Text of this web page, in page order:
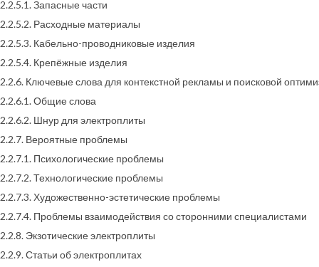
2.2.5.1. Запасные части
2.2.5.2. Расходные материалы
2.2.5.3. Кабельно-проводниковые изделия
2.2.5.4. Крепёжные изделия
2.2.6. Ключевые слова для контекстной рекламы и поисковой
2.2.6.1. Общие слова
2.2.6.2. Шнур для электроплиты
2.2.7. Вероятные проблемы
2.2.7.1. Психологические проблемы
2.2.7.2. Технологические проблемы
2.2.7.3. Художественно-эстетические проблемы
2.2.7.4. Проблемы взаимодействия со сторонними специалистами
2.2.8. Экзотические электроплиты
2.2.9. Статьи об электроплитах